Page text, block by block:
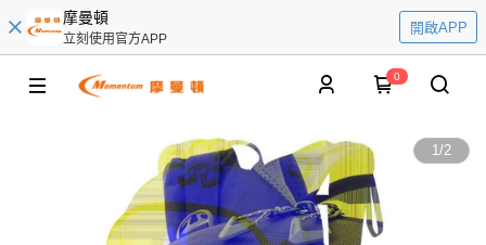
摩曼頓
立刻使用官方APP
開啟APP
0
1/2